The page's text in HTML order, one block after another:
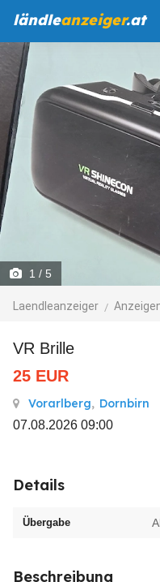
ländleanzeiger.at
1 / 5
Laendleanzeiger
VR Brille
25 EUR
Vorarlberg, Dornbirn
07.08.2026 09:00
Details
Übergabe
Beschreibung